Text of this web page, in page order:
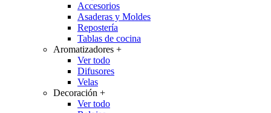
Accesorios
Asaderas y Moldes
Repostería
Tablas de cocina
Aromatizadores +
Ver todo
Difusores
Velas
Decoración +
Ver todo